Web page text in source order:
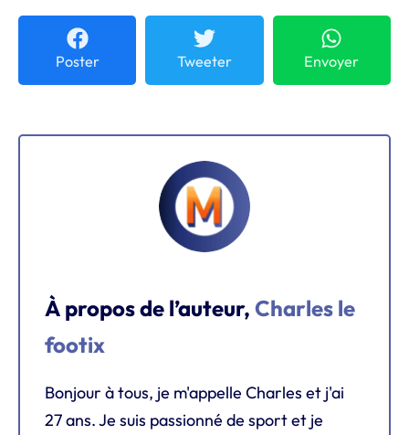
Poster Tweeter Envoyer
À propos de l’auteur, Charles le
footix
Bonjour à tous, je m'appelle Charles et j'ai
27 ans. Je suis passionné de sport et je